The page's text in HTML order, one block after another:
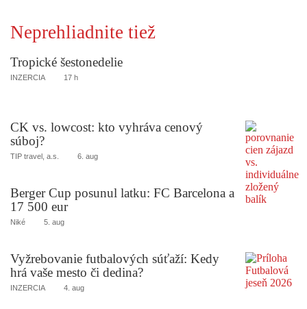
Neprehliadnite tiež
Tropické šestonedelie
INZERCIA 17 h
CK vs. lowcost: kto vyhráva cenový
súboj?
TIP travel, a.s. 6. aug
Berger Cup posunul latku: FC Barcelona a
17 500 eur
Niké 5. aug
Vyžrebovanie futbalových súťaží: Kedy
hrá vaše mesto či dedina?
INZERCIA 4. aug